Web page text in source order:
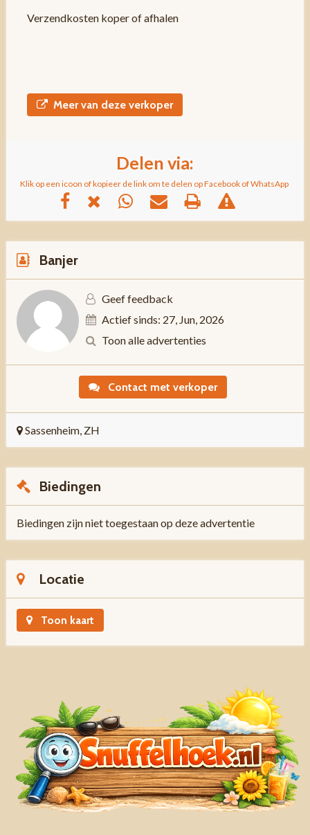
Verzendkosten koper of afhalen
Meer van deze verkoper
Delen via:
Klik op een icoon of kopieer de link om te delen op Facebook of WhatsApp
Banjer
Geef feedback
Actief sinds: 27, Jun, 2026
Toon alle advertenties
Contact met verkoper
Sassenheim, ZH
Biedingen
Biedingen zijn niet toegestaan op deze advertentie
Locatie
Toon kaart